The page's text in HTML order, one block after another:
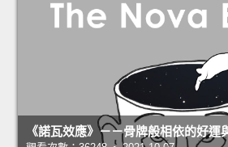
《諾瓦效應》－－骨牌般相依的好運